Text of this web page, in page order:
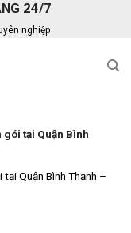
24/7
nghiệp
tại Quận Bình
Quận Bình Thạnh –